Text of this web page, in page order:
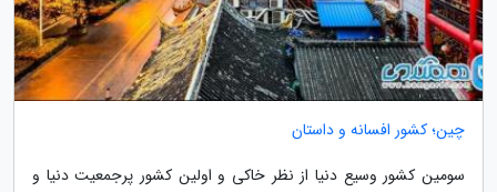
چین؛ کشور افسانه و داستان
سومین کشور وسیع دنیا از نظر خاکی و اولین کشور پرجمعیت دنیا و